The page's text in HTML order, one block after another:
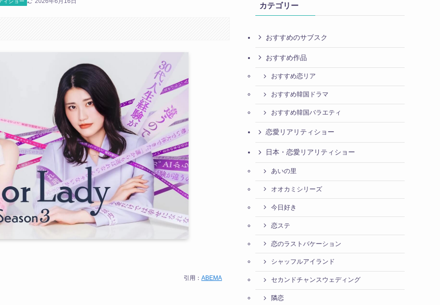
引用： ABEMA
カテゴリー
おすすめのサブスク
おすすめ作品
おすすめ恋リア
おすすめ韓国ドラマ
おすすめ韓国バラエティ
恋愛リアリティショー
日本・恋愛リアリティショー
あいの里
オオカミシリーズ
今日好き
恋ステ
恋のラストバケーション
シャッフルアイランド
セカンドチャンスウェディング
隣恋